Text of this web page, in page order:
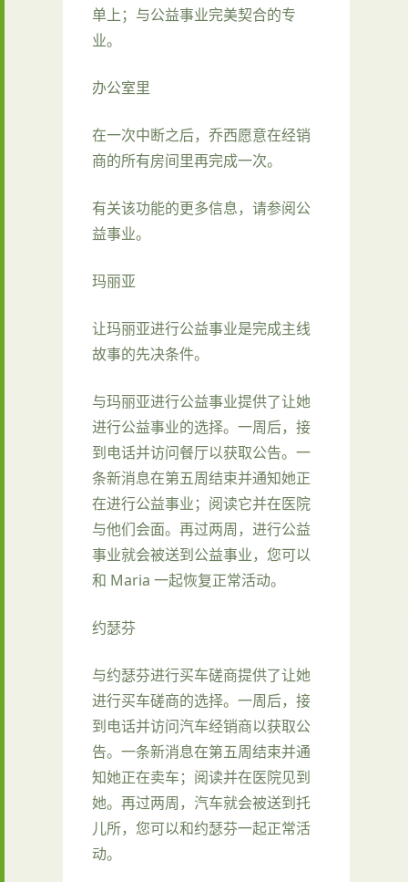
单上；与公益事业完美契合的专
业。
办公室里
在一次中断之后，乔西愿意在经销
商的所有房间里再完成一次。
有关该功能的更多信息，请参阅公
益事业。
玛丽亚
让玛丽亚进行公益事业是完成主线
故事的先决条件。
与玛丽亚进行公益事业提供了让她
进行公益事业的选择。一周后，接
到电话并访问餐厅以获取公告。一
条新消息在第五周结束并通知她正
在进行公益事业；阅读它并在医院
与他们会面。再过两周，进行公益
事业就会被送到公益事业，您可以
和 Maria 一起恢复正常活动。
约瑟芬
与约瑟芬进行买车磋商提供了让她
进行买车磋商的选择。一周后，接
到电话并访问汽车经销商以获取公
告。一条新消息在第五周结束并通
知她正在卖车；阅读并在医院见到
她。再过两周，汽车就会被送到托
儿所，您可以和约瑟芬一起正常活
动。